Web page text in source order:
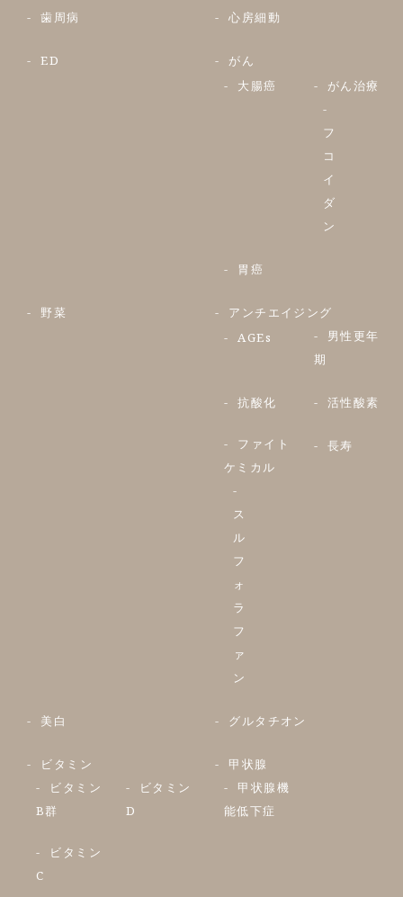
歯周病 心房細動
ED
がん
大腸癌
がん治療
フ
コ
イ
ダ
ン
胃癌
野菜
アンチエイジング
AGEs
男性更年
期
抗酸化 活性酸素
ファイト
ケミカル
ス
ル
フ
ォ
ラ
フ
ァ
ン
長寿
美白 グルタチオン
ビタミン
ビタミン
B群
ビタミン
D
ビタミン
C
甲状腺
甲状腺機
能低下症